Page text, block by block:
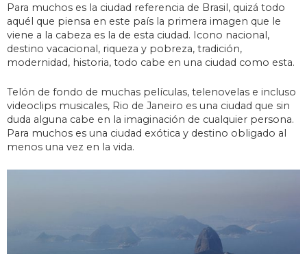
Para muchos es la ciudad referencia de Brasil, quizá todo
aquél que piensa en este país la primera imagen que le
viene a la cabeza es la de esta ciudad. Icono nacional,
destino vacacional, riqueza y pobreza, tradición,
modernidad, historia, todo cabe en una ciudad como esta.
Telón de fondo de muchas películas, telenovelas e incluso
videoclips musicales, Rio de Janeiro es una ciudad que sin
duda alguna cabe en la imaginación de cualquier persona.
Para muchos es una ciudad exótica y destino obligado al
menos una vez en la vida.